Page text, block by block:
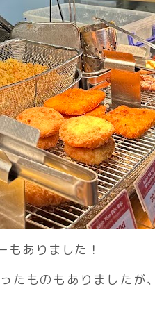
もありました！
たものもありました